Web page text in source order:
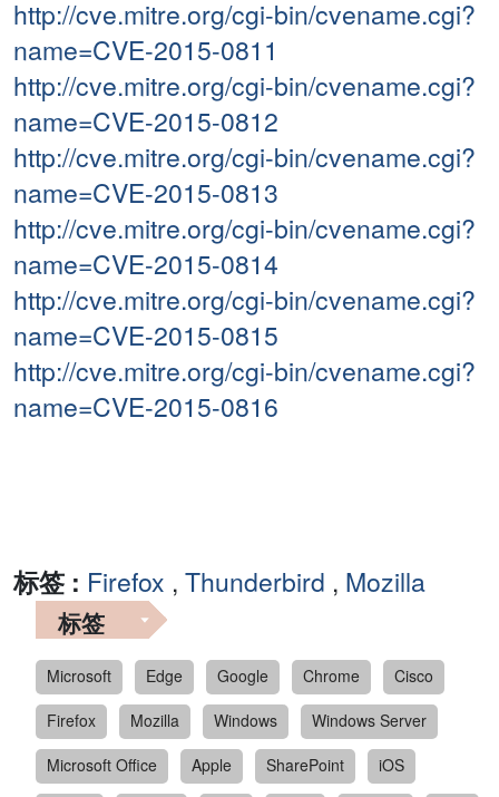
http://cve.mitre.org/cgi-bin/cvename.cgi?
name=CVE-2015-0811
http://cve.mitre.org/cgi-bin/cvename.cgi?
name=CVE-2015-0812
http://cve.mitre.org/cgi-bin/cvename.cgi?
name=CVE-2015-0813
http://cve.mitre.org/cgi-bin/cvename.cgi?
name=CVE-2015-0814
http://cve.mitre.org/cgi-bin/cvename.cgi?
name=CVE-2015-0815
http://cve.mitre.org/cgi-bin/cvename.cgi?
name=CVE-2015-0816
标签 : Firefox , Thunderbird , Mozilla
标签
Microsoft Edge Google Chrome
Cisco
Firefox
Mozilla Windows
Windows Server
Microsoft Office
Apple SharePoint
iOS